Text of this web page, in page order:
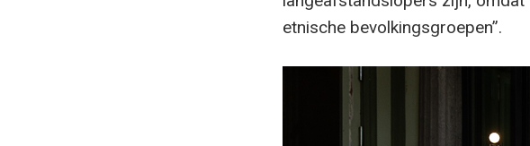
etnische bevolkingsgroepen”.